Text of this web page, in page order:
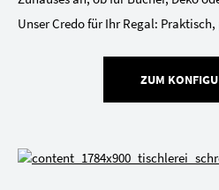
Unser Credo für Ihr Regal:
ZUM